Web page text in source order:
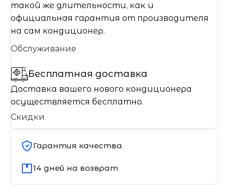
такой же длительности, как и
официальная гарантия от производителя
на сам кондиционер.
Обслуживание
Бесплатная доставка
Доставка вашего нового кондиционера
осуществляется бесплатно.
Скидки
Гарантия качества
14 дней на возврат